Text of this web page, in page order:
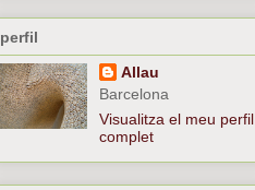
perfil
Allau
Barcelona
Visualitza el meu perfil
complet